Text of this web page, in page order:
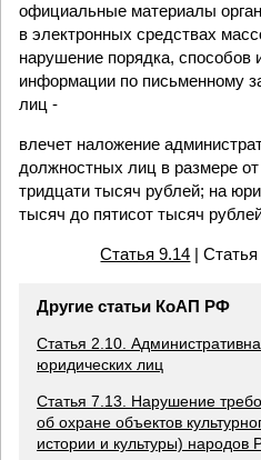
официальные материалы
в электронных средствах
нарушение порядка, способов
информации по письменному
лиц -
влечет наложение
должностных лиц в размере
тридцати тысяч рублей; на
тысяч до пятисот тысяч
Статья 9.14 |
Другие статьи КоАП РФ
Статья 2.10.
юридических лиц
Статья 7.13. Нарушение
об охране объектов
истории и культуры) народов